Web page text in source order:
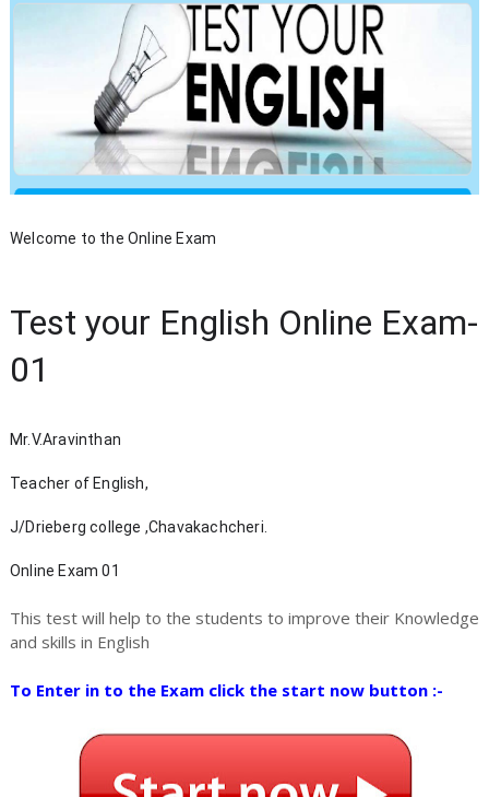
Welcome to the Online Exam
Test your English Online Exam-
01
Mr.V.Aravinthan
Teacher of English,
J/Drieberg college ,Chavakachcheri.
Online Exam 01
This test will help to the students to improve their Knowledge
and skills in English
To Enter in to the Exam click the start now button :-